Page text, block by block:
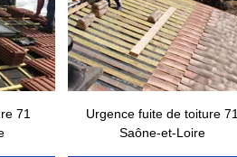
71
Urgence fuite de toiture 71
Saône-et-Loire